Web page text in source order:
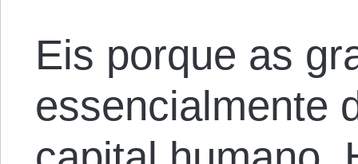
Eis porque as
essencialmente